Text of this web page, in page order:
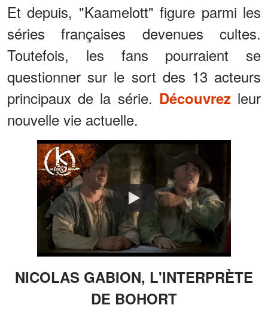
Et depuis, "Kaamelott" figure parmi les
séries françaises devenues cultes.
Toutefois, les fans pourraient se
questionner sur le sort des 13 acteurs
principaux de la série. Découvrezleur
nouvelle vie actuelle.
Watch
NICOLAS GABION, L'INTERPRÈTE
DE BOHORT